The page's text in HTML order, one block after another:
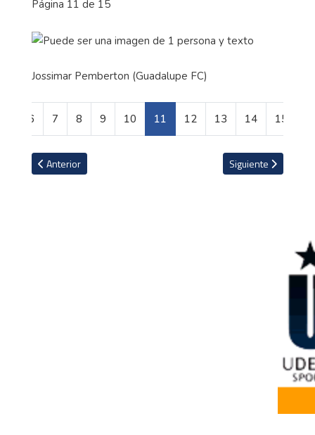
Página 11 de 15
Jossimar Pemberton (Guadalupe FC)
6 7 8 9 10 11 12 13 14 15
Artículo anterior: Viajar a 400 kilómetros por hora: así es el tren
Anterior Artículo siguiente:
Siguiente